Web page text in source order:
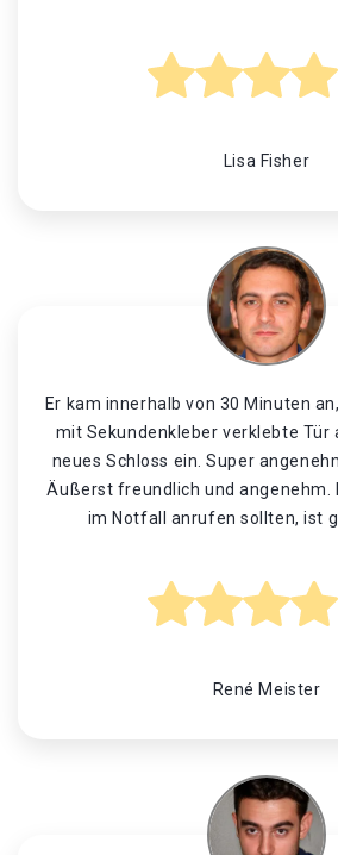
Lisa Fisher
Er kam innerhalb von 30 Minuten
mit Sekundenkleber verklebte Tür
neues Schloss ein. Super
Äußerst freundlich und angenehm.
im Notfall anrufen sollten, ist
René Meister